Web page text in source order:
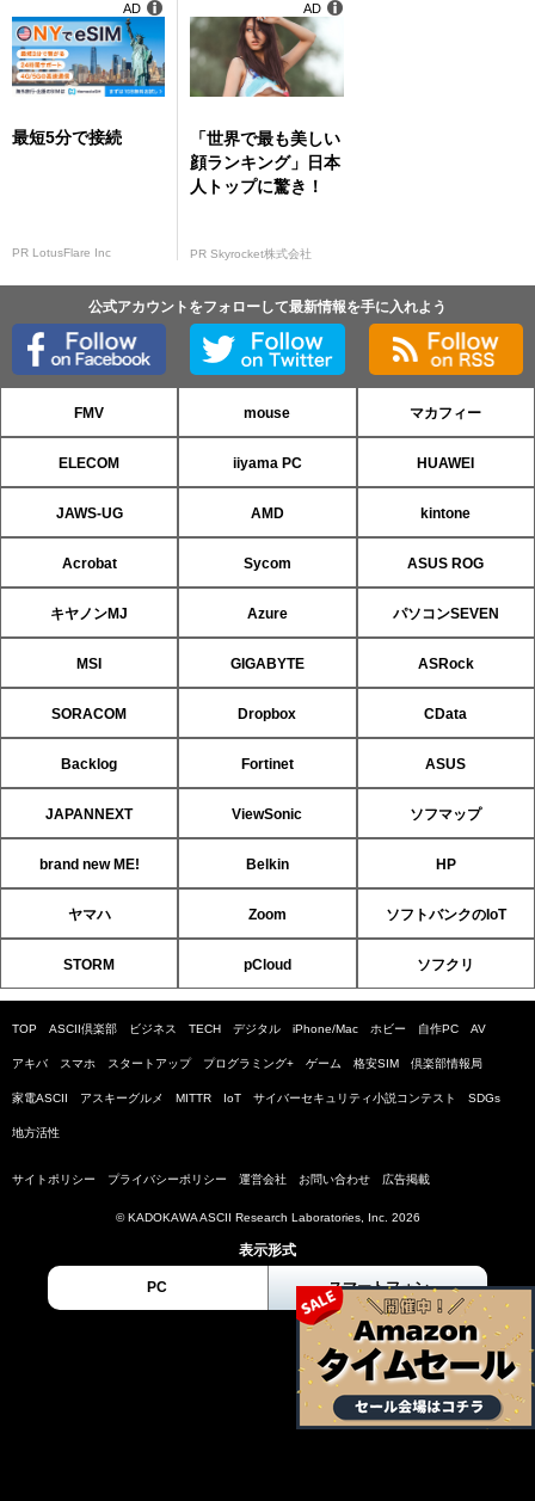
最短5分で接続
PR LotusFlare Inc
AD
「世界で最も美しい
顔ランキング」日本
人トップに驚き！
PR Skyrocket株式会社
AD
公式アカウントをフォローして最新情報を手に入れよう
FMV mouse マカフィー
ELECOM iiyama PC HUAWEI
JAWS-UG AMD kintone
Acrobat Sycom ASUS ROG
キヤノンMJ Azure パソコンSEVEN
MSI GIGABYTE ASRock
SORACOM Dropbox CData
Backlog Fortinet ASUS
JAPANNEXT ViewSonic ソフマップ
brand new ME! Belkin HP
ヤマハ Zoom ソフトバンクのIoT
STORM pCloud ソフクリ
TOP ASCII倶楽部 ビジネス TECH デジタル iPhone/Mac ホビー 自作PC AV
アキバ スマホ スタートアップ プログラミング+ ゲーム 格安SIM 倶楽部情報局
家電ASCII アスキーグルメ MITTR IoT サイバーセキュリティ小説コンテスト SDGs
地方活性
サイトポリシー プライバシーポリシー 運営会社 お問い合わせ 広告掲載
© KADOKAWA ASCII Research Laboratories, Inc. 2026
表示形式
PC スマートフォン